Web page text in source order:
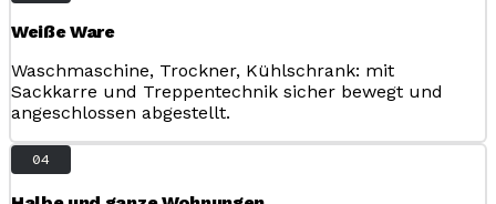
Weiße Ware
Waschmaschine, Trockner, Kühlschrank: mit
Sackkarre und Treppentechnik sicher bewegt und
angeschlossen abgestellt.
04